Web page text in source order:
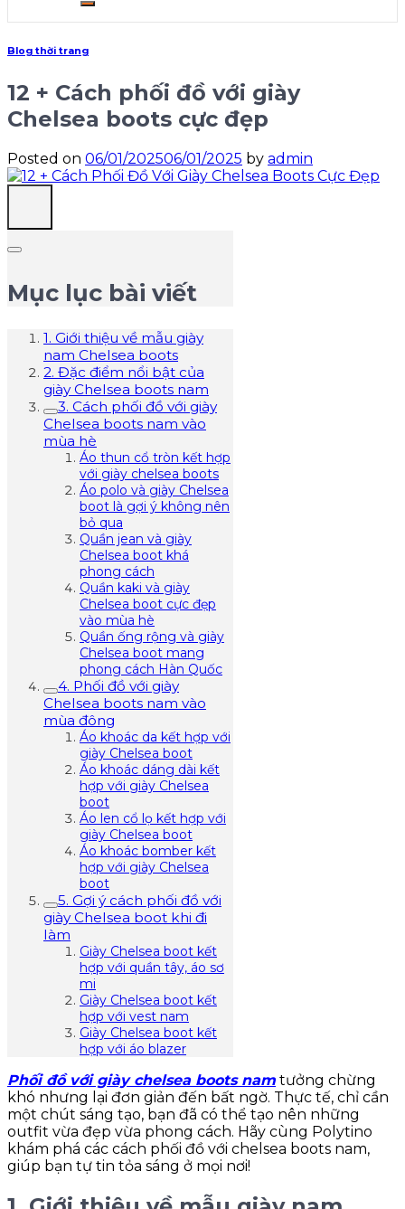
Blog thời trang
12 + Cách phối đồ với giày
Chelsea boots cực đẹp
Posted on 06/01/202506/01/2025 by admin
Mục lục bài viết
1. Giới thiệu về mẫu giày
nam Chelsea boots
2. Đặc điểm nổi bật của
giày Chelsea boots nam
3. Cách phối đồ với giày
Chelsea boots nam vào
mùa hè
Áo thun cổ tròn kết hợp
với giày chelsea boots
Áo polo và giày Chelsea
boot là gợi ý không nên
bỏ qua
Quần jean và giày
Chelsea boot khá
phong cách
Quần kaki và giày
Chelsea boot cực đẹp
vào mùa hè
Quần ống rộng và giày
Chelsea boot mang
phong cách Hàn Quốc
4. Phối đồ với giày
Chelsea boots nam vào
mùa đông
Áo khoác da kết hợp với
giày Chelsea boot
Áo khoác dáng dài kết
hợp với giày Chelsea
boot
Áo len cổ lọ kết hợp với
giày Chelsea boot
Áo khoác bomber kết
hợp với giày Chelsea
boot
5. Gợi ý cách phối đồ với
giày Chelsea boot khi đi
làm
Giày Chelsea boot kết
hợp với quần tây, áo sơ
mi
Giày Chelsea boot kết
hợp với vest nam
Giày Chelsea boot kết
hợp với áo blazer
Phối đồ với giày chelsea boots nam tưởng chừng
khó nhưng lại đơn giản đến bất ngờ. Thực tế, chỉ cần
một chút sáng tạo, bạn đã có thể tạo nên những
outfit vừa đẹp vừa phong cách. Hãy cùng Polytino
khám phá các cách phối đồ với chelsea boots nam,
giúp bạn tự tin tỏa sáng ở mọi nơi!